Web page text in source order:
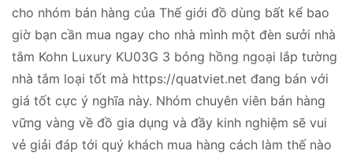
cho nhóm bán hàng của Thế giới đồ dùng bất kể bao
giờ bạn cần mua ngay cho nhà mình một đèn sưởi nhà
tắm Kohn Luxury KU03G 3 bóng hồng ngoại lắp tường
nhà tắm loại tốt mà https://quatviet.net đang bán với
giá tốt cực ý nghĩa này. Nhóm chuyên viên bán hàng
vững vàng về đồ gia dụng và đầy kinh nghiệm sẽ vui
vẻ giải đáp tới quý khách mua hàng cách làm thế nào